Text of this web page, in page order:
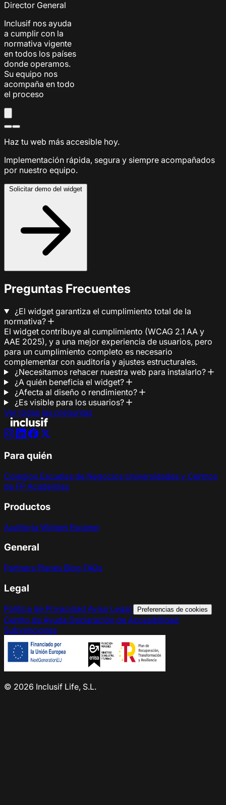
Director General
Inclusif nos ayuda
a cumplir con la
normativa vigente
en todos los países
donde operamos.
Su equipo nos
acompaña en todo
el proceso
Haz tu web más accesible hoy.
Implementación rápida, segura y siempre acompañados
por nuestro equipo.
Preguntas Frecuentes
¿El widget garantiza el cumplimiento total de la
normativa?
El widget contribuye al cumplimiento (WCAG 2.1 AA y
AAE 2025), y a una mejor experiencia de usuarios, pero
para un cumplimiento completo es necesario
complementar con auditoría y ajustes estructurales.
¿Necesitamos rehacer nuestra web para instalarlo?
¿A quién beneficia el widget?
¿Afecta al diseño o rendimiento?
¿Es visible para los usuarios?
Ver todas las preguntas
Para quién
Colegios Escuelas de Negocios Universidades y Centros
de FP Academias
Productos
Auditoría Widget Escáner
General
Partners Planes Blog FAQs
Legal
Política de Privacidad Aviso Legal Preferencias de cookies
Centro de Ayuda Declaración de Accesibilidad
Subvenciones
© 2026 Inclusif Life, S.L.